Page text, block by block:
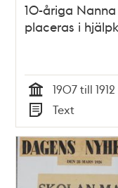
10-åriga Nanna
placeras i
Tid
1907 till 1912
Typ
Text